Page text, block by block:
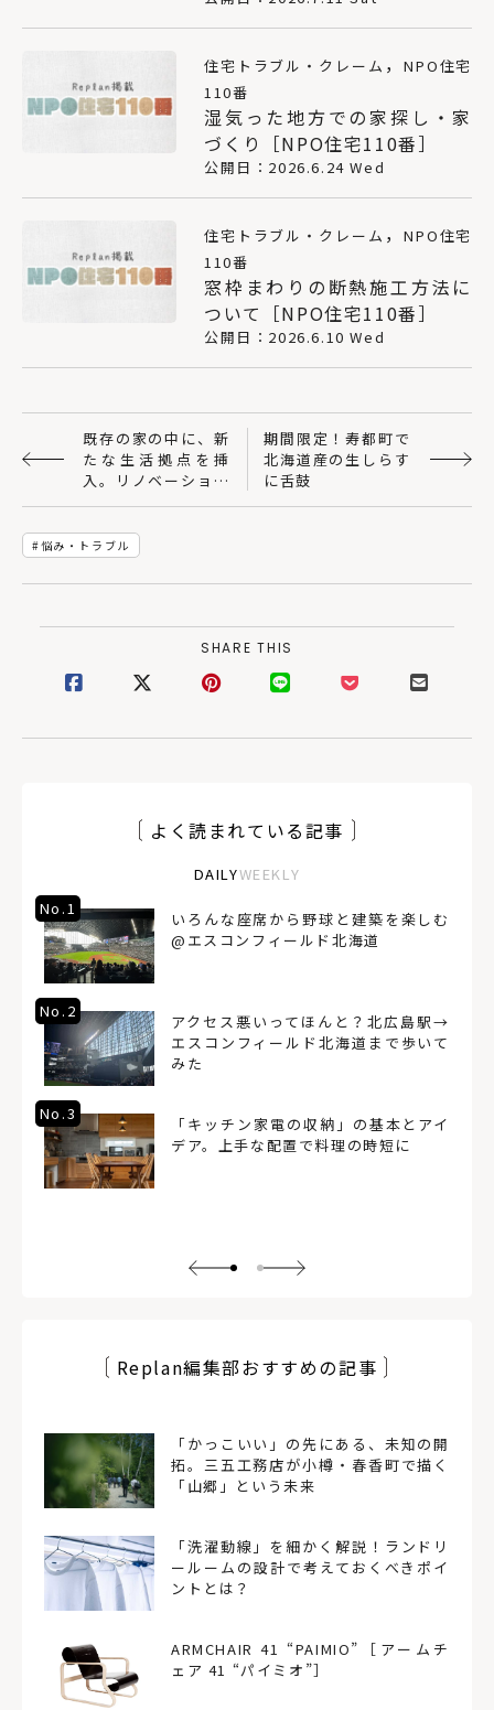
住宅トラブル・クレーム ，NPO住宅
110番
湿気った地方での家探し・家
づくり［NPO住宅110番］
公開日：2026.6.24 Wed
住宅トラブル・クレーム ，NPO住宅
110番
窓枠まわりの断熱施工方法に
ついて［NPO住宅110番］
公開日：2026.6.10 Wed
既存の家の中に、新
たな生活拠点を挿
入。リノベーション
の新しい形を提案す
エ」
期間限定！寿都町で
北海道産の生しらす
に舌鼓
悩み・トラブル
SHARE THIS
よく読まれている記事
DAILYWEEKLY
No.1
いろんな座席から野球と建築を楽しむ
@エスコンフィールド北海道
No.2
アクセス悪いってほんと？北広島駅→
エスコンフィールド北海道まで歩いて
みた
No.3
「キッチン家電の収納」の基本とアイ
デア。上手な配置で料理の時短に
Replan編集部おすすめの記事
「かっこいい」の先にある、未知の開
拓。三五工務店が小樽・春香町で描く
「山郷」という未来
「洗濯動線」を細かく解説！ランドリ
ールームの設計で考えておくべきポイ
ントとは？
ARMCHAIR 41 “PAIMIO”［アームチ
ェア 41 “パイミオ”］